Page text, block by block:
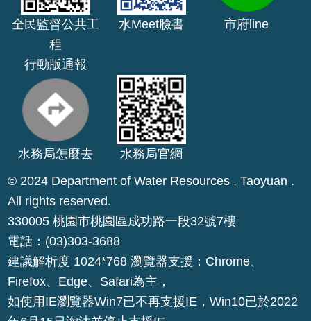
公
請
案
件
污
水
下
水
道
全民監督公共工
程
行動版通報
水Meet臉書 市府line
水務局怎麼去
水務局官網
© 2024 Department of Water Resources , Taoyuan .
All rights reserved.
330005 桃園市桃園區成功路一段32號7樓
電話：(03)303-3688
建議解析度 1024*768 瀏覽器支援：Chrome、
Firefox、Edge、Safari為主，
如使用IE瀏覽器Win7已不再支援IE，Win10已於2022